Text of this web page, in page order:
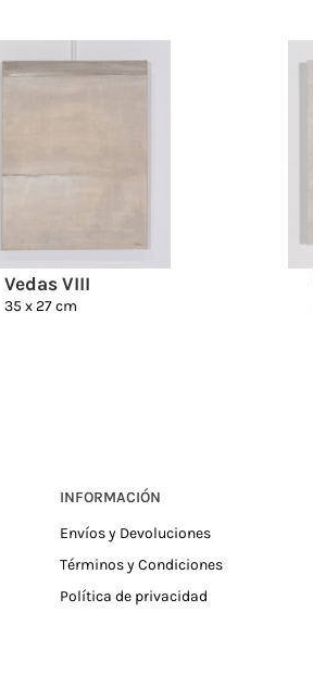
Vedas VIII
35 x 27 cm
INFORMACIÓN
Envíos y Devoluciones
Términos y Condiciones
Política de privacidad